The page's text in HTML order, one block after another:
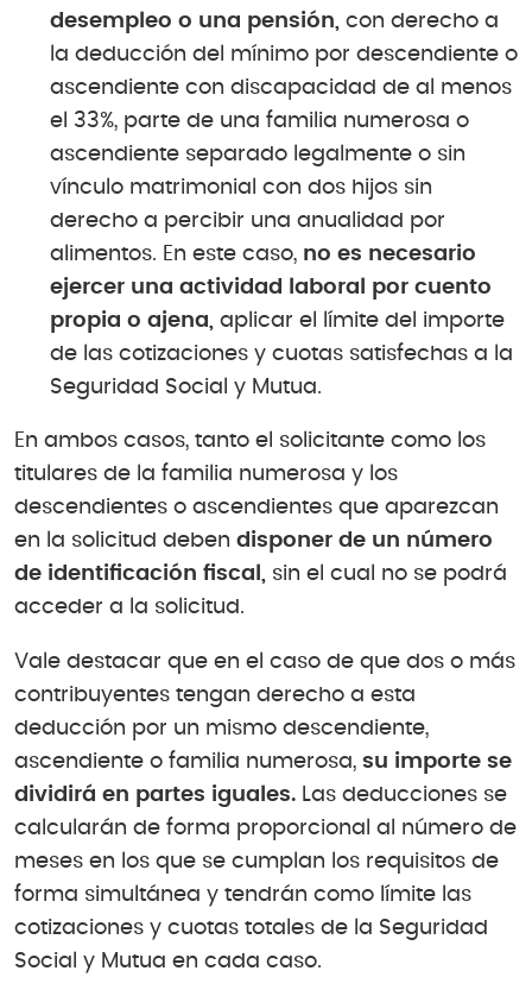
desempleo o una pensión, con derecho a
la deducción del mínimo por descendiente o
ascendiente con discapacidad de al menos
el 33%, parte de una familia numerosa o
ascendiente separado legalmente o sin
vínculo matrimonial con dos hijos sin
derecho a percibir una anualidad por
alimentos. En este caso, no es necesario
ejercer una actividad laboral por cuento
propia o ajena, aplicar el límite del importe
de las cotizaciones y cuotas satisfechas a la
Seguridad Social y Mutua.
En ambos casos, tanto el solicitante como los
titulares de la familia numerosa y los
descendientes o ascendientes que aparezcan
en la solicitud deben disponer de un número
de identificación fiscal, sin el cual no se podrá
acceder a la solicitud.
Vale destacar que en el caso de que dos o más
contribuyentes tengan derecho a esta
deducción por un mismo descendiente,
ascendiente o familia numerosa, su importe se
dividirá en partes iguales. Las deducciones se
calcularán de forma proporcional al número de
meses en los que se cumplan los requisitos de
forma simultánea y tendrán como límite las
cotizaciones y cuotas totales de la Seguridad
Social y Mutua en cada caso.